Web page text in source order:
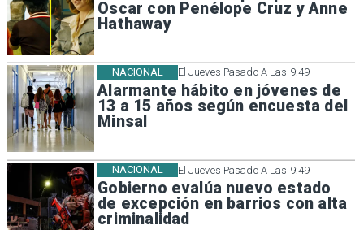
Oscar con Penélope Cruz y Anne
Hathaway
El Jueves Pasado A Las 9:49
Alarmante hábito en jóvenes de
13 a 15 años según encuesta del
Minsal
NACIONAL
El Jueves Pasado A Las 9:49
Gobierno evalúa nuevo estado
de excepción en barrios con alta
criminalidad
NACIONAL